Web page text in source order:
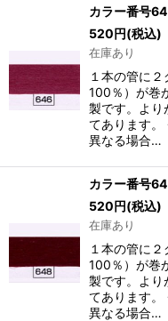
カラー番号
520円(税込)
在庫あり
１本の管に
100％）が巻
製です。より
てあります。
異なる場合…
カラー番号
520円(税込)
在庫あり
１本の管に
100％）が巻
製です。より
てあります。
異なる場合…